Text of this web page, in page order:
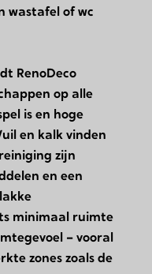
wastafel of wc
RenoDeco
op alle
is en hoge
en kalk vinden
zijn
en een
minimaal ruimte
– vooral
zones zoals de